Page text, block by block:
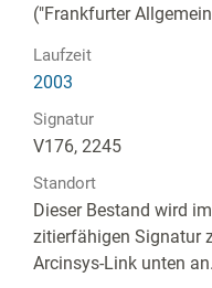
("Frankfurter
Laufzeit
2003
Signatur
V176, 2245
Standort
Dieser Bestand wird
zitierfähigen Signatur
Arcinsys-Link unten an.